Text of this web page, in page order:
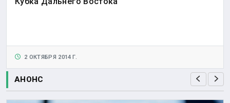
2 ОКТЯБРЯ 2014 Г.
АНОНС